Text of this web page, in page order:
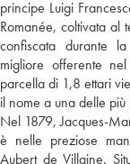
principe Luigi
Romanée, coltivata al
confiscata durante
migliore offerente
parcella di 1,8 ettari
il nome a una delle
Nel 1879, Jacques-
è nelle preziose
Aubert de Villaine.